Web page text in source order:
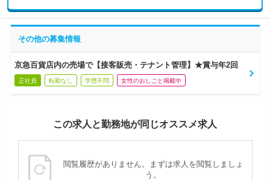
その他の募集情報
京急百貨店内の売場で【接客販売・テナント管理】★賞与年2回
正社員 転勤なし 学歴不問 女性のおしごと掲載中
この求人と勤務地が同じオススメ求人
閲覧履歴がありません。まずは求人を閲覧しましょ
う。